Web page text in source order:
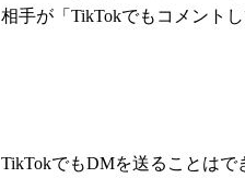
相手が「TikTokでもコメント
TikTokでもDMを送ることは